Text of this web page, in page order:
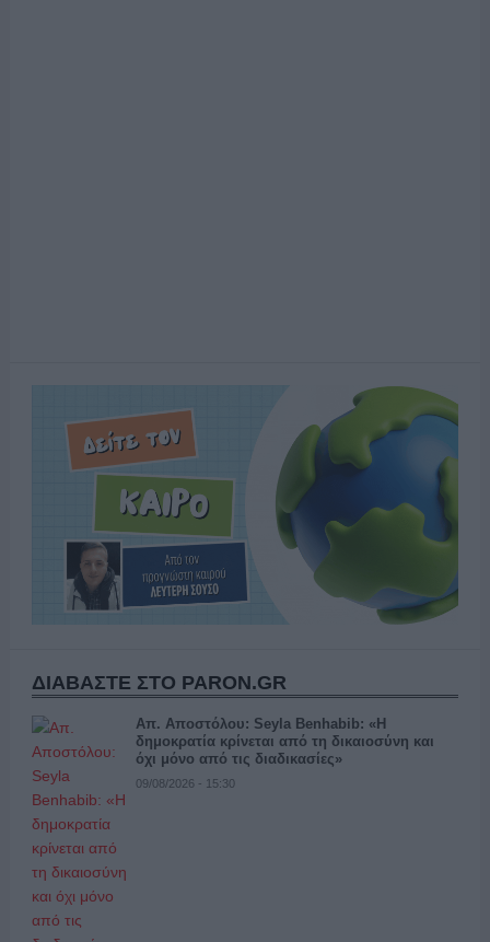
ΔΙΑΒΑΣΤΕ ΣΤΟ PARON.GR
Απ. Αποστόλου: Seyla Benhabib: «Η
δημοκρατία κρίνεται από τη δικαιοσύνη και
όχι μόνο από τις διαδικασίες»
09/08/2026 - 15:30